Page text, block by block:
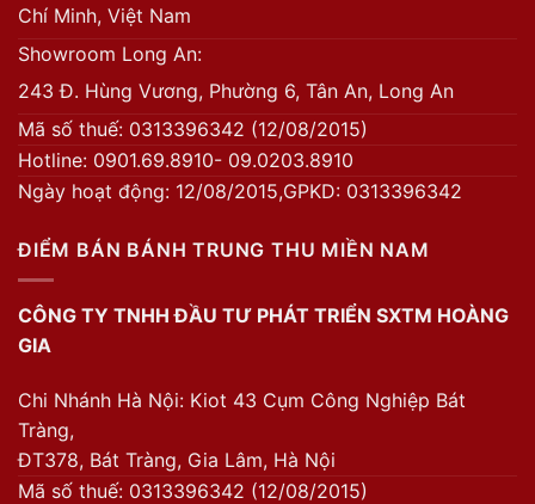
Chí Minh, Việt Nam
Showroom Long An:
243 Đ. Hùng Vương, Phường 6, Tân An, Long An
Mã số thuế: 0313396342 (12/08/2015)
Hotline: 0901.69.8910- 09.0203.8910
Ngày hoạt động: 12/08/2015,GPKD: 0313396342
ĐIỂM BÁN BÁNH TRUNG THU MIỀN NAM
CÔNG TY TNHH ĐẦU TƯ PHÁT TRIỂN SXTM HOÀNG
GIA
Chi Nhánh Hà Nội: Kiot 43 Cụm Công Nghiệp Bát
Tràng,
ĐT378, Bát Tràng, Gia Lâm, Hà Nội
Mã số thuế: 0313396342 (12/08/2015)